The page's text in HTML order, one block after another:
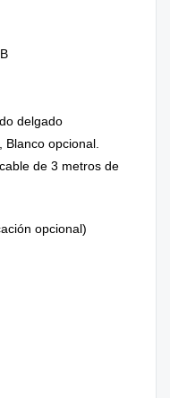
delgado
opcional.
de 3 metros de
opcional)